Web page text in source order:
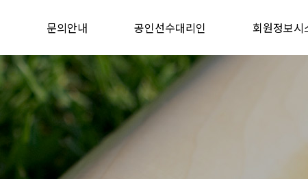
문의안내 공인선수대리인 회원정보시